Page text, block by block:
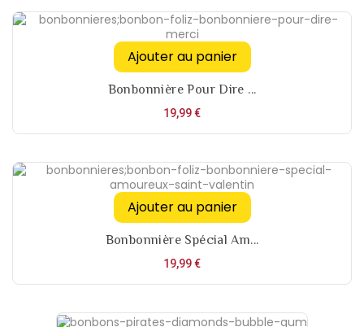
Ajouter au panier
Bonbonnière Pour Dire ...
19,99 €Prix
Ajouter au panier
Bonbonnière Spécial Am...
19,99 €Prix